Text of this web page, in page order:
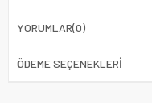
YORUMLAR(0)
ÖDEME SEÇENEKLERI